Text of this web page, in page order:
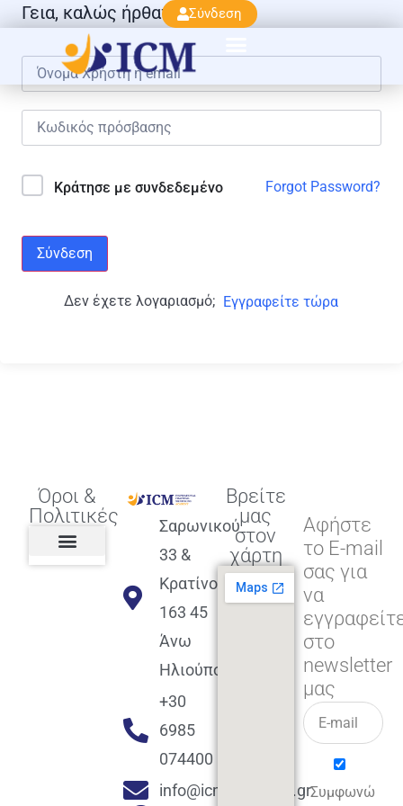
Σύνδεση
Γεια, καλώς ήρθατε πάλι!
Κράτησε με συνδεδεμένο Forgot Password?
Σύνδεση
Δεν έχετε λογαριασμό; Εγγραφείτε τώρα
Όροι &
Πολιτικές
Σαρωνικού
33 &
Κρατίνου
163 45
Άνω
Ηλιούπολη
+30
6985
074400
info@icmacademy.gr
Βρείτε
μας
στον
χάρτη
Αφήστε
το E-mail
σας για
να
στο
newsletter
μας
Συμφωνώ